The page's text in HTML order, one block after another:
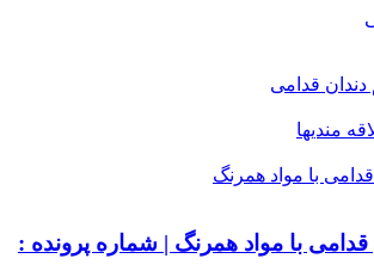
دندان قدامی
مندیها
قدامی با مواد همرنگ | شماره پرونده :